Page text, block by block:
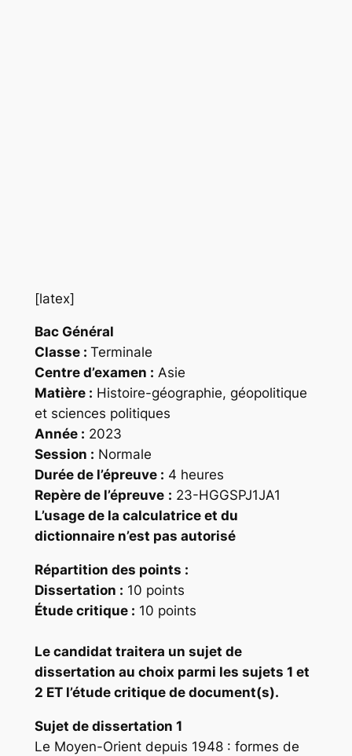
[latex]
Bac Général
Classe : Terminale
Centre d’examen : Asie
Matière : Histoire-géographie, géopolitique
et sciences politiques
Année : 2023
Session : Normale
Durée de l’épreuve : 4 heures
Repère de l’épreuve : 23-HGGSPJ1JA1
L’usage de la calculatrice et du
dictionnaire n’est pas autorisé
Répartition des points :
Dissertation : 10 points
Étude critique : 10 points
Le candidat traitera un sujet de
dissertation au choix parmi les sujets 1 et
2 ET l’étude critique de document(s).
Sujet de dissertation 1
Le Moyen-Orient depuis 1948 : formes de